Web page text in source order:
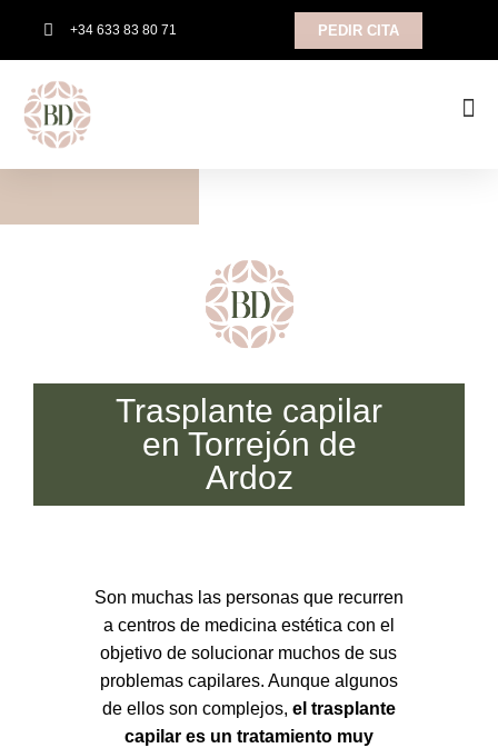
+34 633 83 80 71 PEDIR CITA
Trasplante capilar
en Torrejón de
Ardoz
Son muchas las personas que recurren
a centros de medicina estética con el
objetivo de solucionar muchos de sus
problemas capilares. Aunque algunos
de ellos son complejos, el trasplante
capilar es un tratamiento muy